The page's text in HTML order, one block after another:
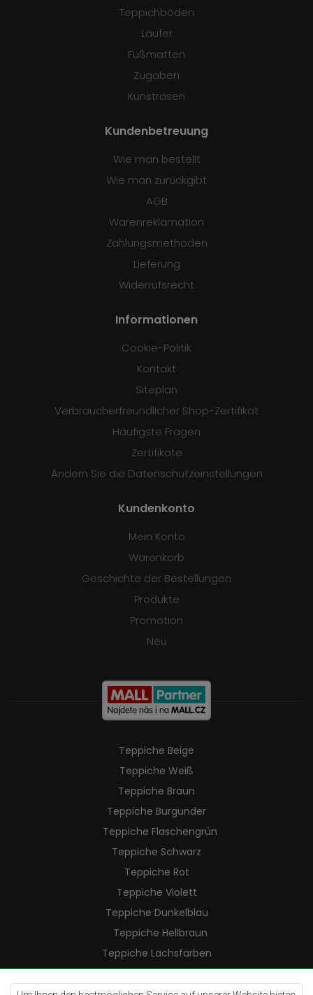
Teppichböden
Läufer
Fußmatten
Zugaben
Kunstrasen
Kundenbetreuung
Wie man bestellt
Wie man zurückgibt
AGB
Warenreklamation
Zahlungsmethoden
Lieferung
Widerrufsrecht
Informationen
Cookie-Politik
Kontakt
Siteplan
Verbraucherfreundlicher Shop-Zertifikat
Häufigste Fragen
Zertifikate
Ändern Sie die Datenschutzeinstellungen
Kundenkonto
Mein Konto
Warenkorb
Geschichte der Bestellungen
Produkte
Promotion
Neu
Teppiche Beige
Teppiche Weiß
Teppiche Braun
Teppiche Burgunder
Teppiche Flaschengrün
Teppiche Schwarz
Teppiche Rot
Teppiche Violett
Teppiche Dunkelblau
Teppiche Hellbraun
Teppiche Lachsfarben
Teppiche Cremefarben